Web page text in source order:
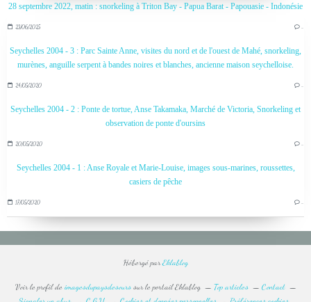
28 septembre 2022, matin : snorkeling à Triton Bay - Papua Barat - Papouasie - Indonésie
23/06/2025 …
Seychelles 2004 - 3 : Parc Sainte Anne, visites du nord et de l'ouest de Mahé, snorkeling,
murènes, anguille serpent à bandes noires et blanches, ancienne maison seychelloise.
24/05/2020 …
Seychelles 2004 - 2 : Ponte de tortue, Anse Takamaka, Marché de Victoria, Snorkeling et
observation de ponte d'oursins
20/05/2020 …
Seychelles 2004 - 1 : Anse Royale et Marie-Louise, images sous-marines, roussettes,
casiers de pêche
17/05/2020 …
Hébergé parEklablog
Voir le profil de imagesdupaysdesourssur le portail Eklablog Top articles
Contact